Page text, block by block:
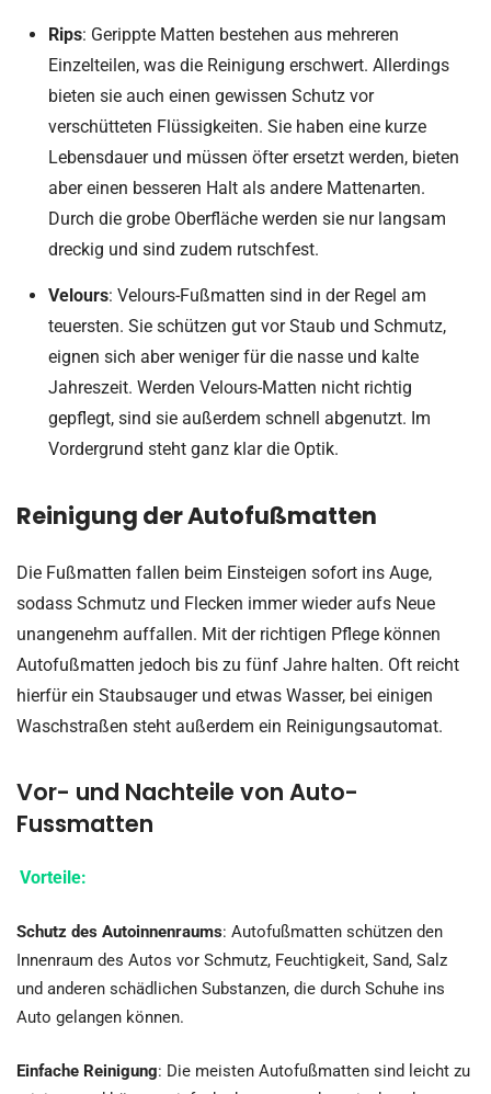
Rips: Gerippte Matten bestehen aus mehreren
Einzelteilen, was die Reinigung erschwert. Allerdings
bieten sie auch einen gewissen Schutz vor
verschütteten Flüssigkeiten. Sie haben eine kurze
Lebensdauer und müssen öfter ersetzt werden, bieten
aber einen besseren Halt als andere Mattenarten.
Durch die grobe Oberfläche werden sie nur langsam
dreckig und sind zudem rutschfest.
Velours: Velours-Fußmatten sind in der Regel am
teuersten. Sie schützen gut vor Staub und Schmutz,
eignen sich aber weniger für die nasse und kalte
Jahreszeit. Werden Velours-Matten nicht richtig
gepflegt, sind sie außerdem schnell abgenutzt. Im
Vordergrund steht ganz klar die Optik.
Reinigung der Autofußmatten
Die Fußmatten fallen beim Einsteigen sofort ins Auge,
sodass Schmutz und Flecken immer wieder aufs Neue
unangenehm auffallen. Mit der richtigen Pflege können
Autofußmatten jedoch bis zu fünf Jahre halten. Oft reicht
hierfür ein Staubsauger und etwas Wasser, bei einigen
Waschstraßen steht außerdem ein Reinigungsautomat.
Vor- und Nachteile von Auto-
Fussmatten
Vorteile:
Schutz des Autoinnenraums: Autofußmatten schützen den
Innenraum des Autos vor Schmutz, Feuchtigkeit, Sand, Salz
und anderen schädlichen Substanzen, die durch Schuhe ins
Auto gelangen können.
Einfache Reinigung: Die meisten Autofußmatten sind leicht zu